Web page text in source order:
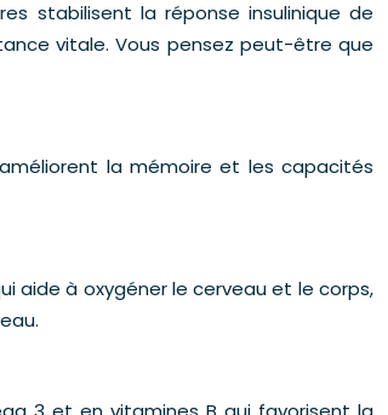
stabilisent la réponse insulinique de
vitale. Vous pensez peut-être que
la mémoire et les capacités
aide à oxygéner le cerveau et le corps,